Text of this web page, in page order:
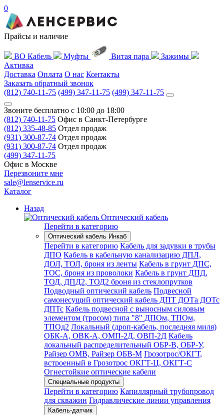
0
Прайсы и наличие
ВО Кабель Муфты Витая пара
Зажимы
Активка
Доставка Оплата О нас Контакты
Заказать обратный звонок
(812) 740-11-75 (499) 347-11-75 (499) 347-11-75
Звоните бесплатно с 10:00 до 18:00
(812) 740-11-75 Офис в Санкт-Петербурге
(812) 335-48-85 Отдел продаж
(931) 300-87-74 Отдел продаж
(931) 300-87-74 Отдел продаж
(499) 347-11-75
Офис в Москве
Перезвоните мне
sale@lenservice.ru
Каталог
Назад
Оптический кабель
Перейти в категорию
Оптический кабель Инкаб
Перейти в категорию Кабель для задувки в трубы
ДПО Кабель в кабельную канализацию ДПЛ,
ДОЛ, ТОЛ, броня из ленты Кабель в грунт ДПС,
ТОС, броня из проволоки Кабель в грунт ДПД,
ТОД, ДПД2, ТОД2 броня из стеклопрутков
Подводный оптический кабель Подвесной
самонесущий оптический кабель ДПТ ДОТа ДОТс
ДПТс Кабель подвесной с выносным силовым
элементом (тросом) типа "8" ДПОм, ТПОм,
ТПОд2 Локальный (дроп-кабель, последняя миля)
ОБК-А, ОВК-А, ОМП-2Д, ОВП-2Д Кабель
локальный распределительный ОБР-В, ОБР-У,
Райзер ОМВ, Райзер ОБВ-М Грозотрос/ОКГТ,
встроенный в Грозотрос ОКГТ-Ц, ОКГТ-С
Огнестойкие оптические кабели
Специальные продукты
Перейти в категорию Капиллярный трубопровод
для скважин Гидравлические линии управления
Кабель-датчик